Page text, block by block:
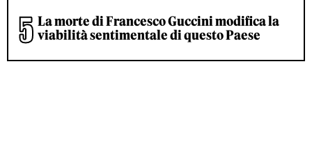
La morte di Francesco Guccini modifica la
viabilità sentimentale di questo Paese